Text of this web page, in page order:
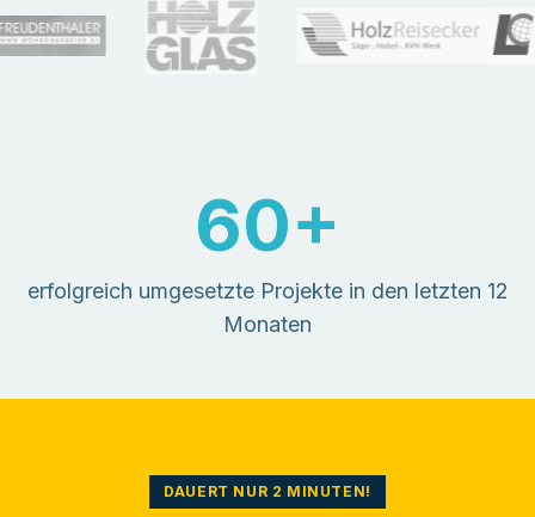
60+
erfolgreich umgesetzte Projekte in den letzten 12
Monaten
DAUERT NUR 2 MINUTEN!